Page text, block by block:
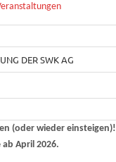
DER SWK AG
(oder wieder einsteigen)!
April 2026.